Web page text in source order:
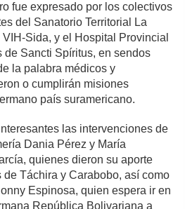
fue expresado por los colectivos
del Sanatorio Territorial La
Sida, y el Hospital Provincial
Sancti Spíritus, en sendos
la palabra médicos y
o cumplirán misiones
país suramericano.
las intervenciones de
Dania Pérez y María
quienes dieron su aporte
Táchira y Carabobo, así como
Espinosa, quien espera ir en
República Bolivariana a